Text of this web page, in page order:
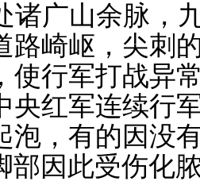
诸广山余脉，
路崎岖，尖刺
使行军打战异
央红军连续行
泡，有的因没
部因此受伤化